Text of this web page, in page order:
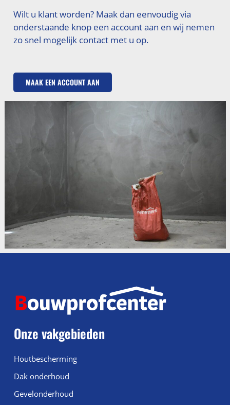
Wilt u klant worden? Maak dan eenvoudig via
onderstaande knop een account aan en wij nemen
zo snel mogelijk contact met u op.
MAAK EEN ACCOUNT AAN
Onze vakgebieden
Houtbescherming
Dak onderhoud
Gevelonderhoud